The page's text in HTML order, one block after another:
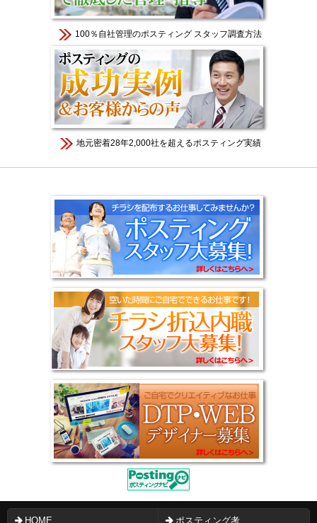
100％自社管理のポスティング スタッフ調査方法
地元密着28年2,000社を超えるポスティング実績
HOME ポスティング考